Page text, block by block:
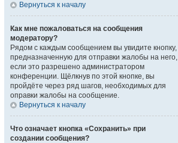
Вернуться к началу
Как мне пожаловаться на сообщения
модератору?
Рядом с каждым сообщением вы увидите кнопку,
предназначенную для отправки жалобы на него,
если это разрешено администратором
конференции. Щёлкнув по этой кнопке, вы
пройдёте через ряд шагов, необходимых для
оправки жалобы на сообщение.
Вернуться к началу
Что означает кнопка «Сохранить» при
создании сообщения?